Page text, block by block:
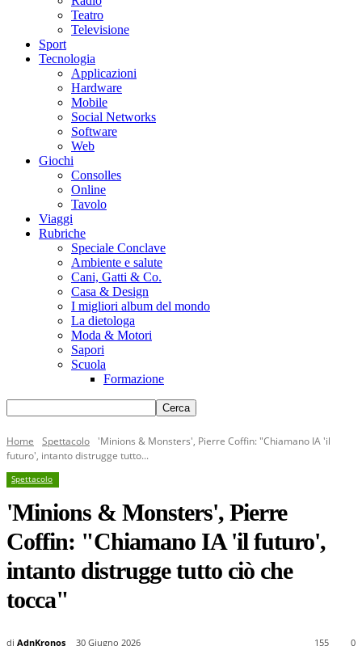
Teatro
Televisione
Sport
Tecnologia
Applicazioni
Hardware
Mobile
Social Networks
Software
Web
Giochi
Consolles
Online
Tavolo
Viaggi
Rubriche
Speciale Conclave
Ambiente e salute
Cani, Gatti & Co.
Casa & Design
I migliori album del mondo
La dietologa
Moda & Motori
Sapori
Scuola
Formazione
Home Spettacolo 'Minions & Monsters', Pierre Coffin: "Chiamano IA 'il
futuro', intanto distrugge tutto...
Spettacolo
'Minions & Monsters', Pierre
Coffin: "Chiamano IA 'il futuro',
intanto distrugge tutto ciò che
tocca"
di AdnKronos 30 Giugno 2026 0
155